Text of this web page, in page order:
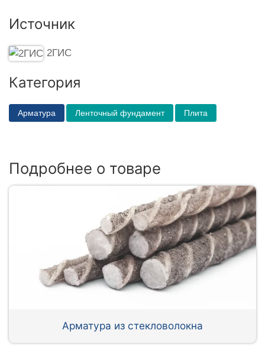
Источник
2ГИС
Категория
Арматура Ленточный фундамент Плита
Подробнее о товаре
Арматура из стекловолокна